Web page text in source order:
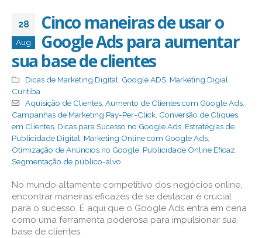
28
Aug
Cinco maneiras de usar o
Google Ads para aumentar
sua base de clientes
Dicas de Marketing Digital, Google ADS, Marketing Digial
Curitiba
Aquisição de Clientes, Aumento de Clientes com Google Ads,
Campanhas de Marketing Pay-Per-Click, Conversão de Cliques
em Clientes, Dicas para Sucesso no Google Ads, Estratégias de
Publicidade Digital, Marketing Online com Google Ads,
Otimização de Anúncios no Google, Publicidade Online Eficaz,
Segmentação de público-alvo
No mundo altamente competitivo dos negócios online,
encontrar maneiras eficazes de se destacar é crucial
para o sucesso. É aqui que o Google Ads entra em cena
como uma ferramenta poderosa para impulsionar sua
base de clientes.